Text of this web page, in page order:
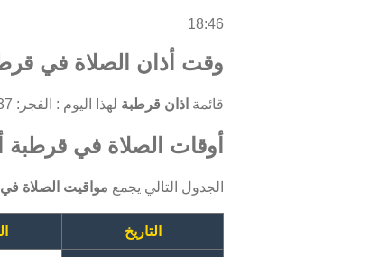
18:46
وقت أذان الصلاة في
قائمة اذان قرطبة لهذا اليوم : الفجر: 06:37 ، الظهر: 13:23 ، العصر: 16:23 ، المغرب: 18:46 ، العشاء: 20:04.
أوقات الصلاة في قرطبة أوت
الجدول التالي يجمع مواقيت الصلاة
التاريخ